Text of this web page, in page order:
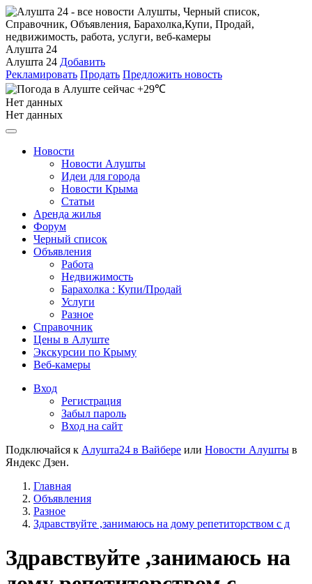
Алушта 24
Алушта 24 Добавить
Рекламировать Продать Предложить новость
+29℃
Нет данных
Нет данных
Новости
Новости Алушты
Идеи для города
Новости Крыма
Статьи
Аренда жилья
Форум
Черный список
Объявления
Работа
Недвижимость
Барахолка : Купи/Продай
Услуги
Разное
Справочник
Цены в Алуште
Экскурсии по Крыму
Веб-камеры
Вход
Регистрация
Забыл пароль
Вход на сайт
Подключайся к Алушта24 в Вайбере или Новости Алушты в
Яндекс Дзен.
Главная
Объявления
Разное
Здравствуйте ,занимаюсь на дому репетиторством с д
Здравствуйте ,занимаюсь на